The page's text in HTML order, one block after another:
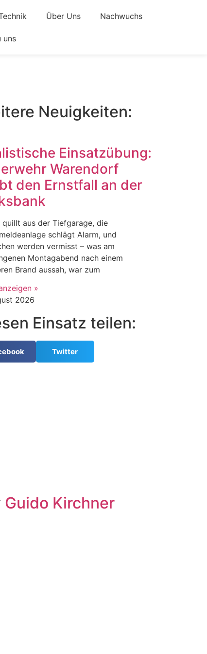
Über Uns Nachwuchs
uns
Neuigkeiten:
Einsatzübung:
Warendorf
den Ernstfall an der
quillt aus der Tiefgarage, die
schlägt Alarm, und
werden vermisst – was am
Montagabend nach einem
Brand aussah, war zum
»
2026
Einsatz teilen:
Twitter
Guido Kirchner